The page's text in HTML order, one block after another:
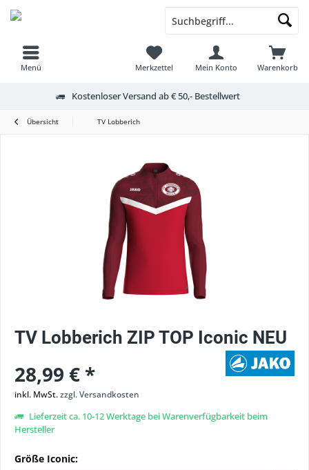
Menü Warenkorb
Merkzettel Mein Konto
Kostenloser Versand ab € 50,- Bestellwert
Übersicht TV Lobberich
TV Lobberich ZIP TOP Iconic NEU
28,99 € *
inkl. MwSt.zzgl. Versandkosten
Lieferzeit ca. 10-12 Werktage bei Warenverfügbarkeit beim
Hersteller
Größe Iconic: